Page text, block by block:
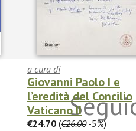
a cura di
Giovanni Paolo I e
l’eredità del Concilio
Vaticano II
€24.70 (€26.00-5%)